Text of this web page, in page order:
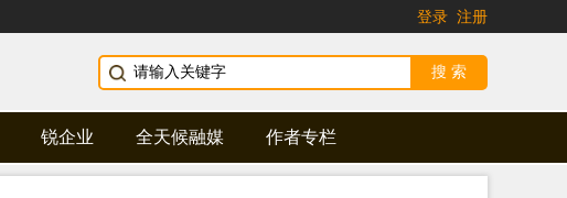
登录 注册
锐企业 全天候融媒 作者专栏